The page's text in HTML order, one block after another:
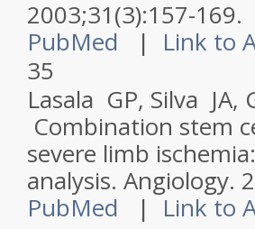
2003;31(3):157-169.
PubMed
| Link to
35
Lasala GP, Silva
Combination stem
severe limb
analysis. Angiology.
PubMed
| Link to